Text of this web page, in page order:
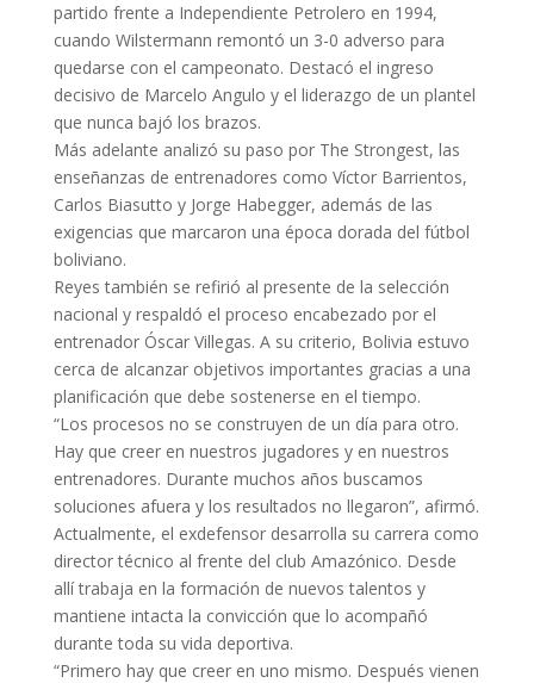
partido frente a Independiente Petrolero en 1994,
cuando Wilstermann remontó un 3-0 adverso para
quedarse con el campeonato. Destacó el ingreso
decisivo de Marcelo Angulo y el liderazgo de un plantel
que nunca bajó los brazos.
Más adelante analizó su paso por The Strongest, las
enseñanzas de entrenadores como Víctor Barrientos,
Carlos Biasutto y Jorge Habegger, además de las
exigencias que marcaron una época dorada del fútbol
boliviano.
Reyes también se refirió al presente de la selección
nacional y respaldó el proceso encabezado por el
entrenador Óscar Villegas. A su criterio, Bolivia estuvo
cerca de alcanzar objetivos importantes gracias a una
planificación que debe sostenerse en el tiempo.
“Los procesos no se construyen de un día para otro.
Hay que creer en nuestros jugadores y en nuestros
entrenadores. Durante muchos años buscamos
soluciones afuera y los resultados no llegaron”, afirmó.
Actualmente, el exdefensor desarrolla su carrera como
director técnico al frente del club Amazónico. Desde
allí trabaja en la formación de nuevos talentos y
mantiene intacta la convicción que lo acompañó
durante toda su vida deportiva.
“Primero hay que creer en uno mismo. Después vienen